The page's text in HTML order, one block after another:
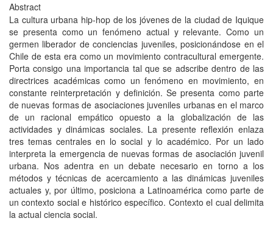
Abstract
La cultura urbana hip-hop de los jóvenes de la ciudad de Iquique
se presenta como un fenómeno actual y relevante. Como un
germen liberador de conciencias juveniles, posicionándose en el
Chile de esta era como un movimiento contracultural emergente.
Porta consigo una importancia tal que se adscribe dentro de las
directrices académicas como un fenómeno en movimiento, en
constante reinterpretación y definición. Se presenta como parte
de nuevas formas de asociaciones juveniles urbanas en el marco
de un racional empático opuesto a la globalización de las
actividades y dinámicas sociales. La presente reflexión enlaza
tres temas centrales en lo social y lo académico. Por un lado
interpreta la emergencia de nuevas formas de asociación juvenil
urbana. Nos adentra en un debate necesario en torno a los
métodos y técnicas de acercamiento a las dinámicas juveniles
actuales y, por último, posiciona a Latinoamérica como parte de
un contexto social e histórico específico. Contexto el cual delimita
la actual ciencia social.